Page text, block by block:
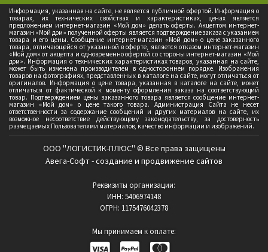
Информация, указанная на сайте, не является публичной офертой. Информация о
товарах, их технических свойствах и характеристиках, ценах является
предложением интернет-магазин «Мой дом» делать оферты. Акцептом интернет-
магазин «Мой дом» полученной оферты является подтверждение заказа с указанием
товара и его цены. Сообщение интернет-магазин «Мой дом» о цене заказанного
товара, отличающейся от указанной в оферте, является отказом интернет-магазин
«Мой дом» от акцепта и одновременно офертой со стороны интернет-магазин «Мой
дом». Информация о технических характеристиках товаров, указанная на сайте,
может быть изменена производителем в одностороннем порядке. Изображения
товаров на фотографиях, представленных в каталоге на сайте, могут отличаться от
оригиналов. Информация о цене товара, указанная в каталоге на сайте, может
отличаться от фактической к моменту оформления заказа на соответствующий
товар. Подтверждением цены заказанного товара является сообщение интернет-
магазин «Мой дом» о цене такого товара. Администрация Сайта не несет
ответственности за содержание сообщений и других материалов на сайте, их
возможное несоответствие действующему законодательству, за достоверность
размещаемых Пользователями материалов, качество информации и изображений.
ООО "ЛОГИСТИК-ПЛЮС" © Все права защищены
Авега-Софт - создание и продвижение сайтов
Реквизиты организации:
ИНН: 5406974148
ОГРН: 1175476042378
Мы принимаем к оплате: